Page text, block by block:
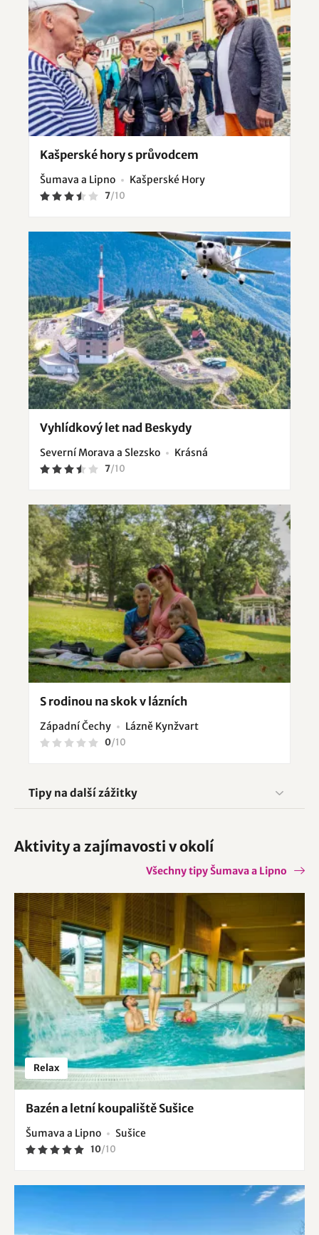
Kašperské hory s průvodcem
Šumava a Lipno Kašperské Hory
7/10
Vyhlídkový let nad Beskydy
Severní Morava a Slezsko Krásná
7/10
S rodinou na skok v lázních
Západní Čechy Lázně Kynžvart
0/10
Tipy na další zážitky
Aktivity a zajímavosti v okolí
Všechny tipy Šumava a Lipno
Relax
Bazén a letní koupaliště Sušice
Šumava a Lipno Sušice
10/10